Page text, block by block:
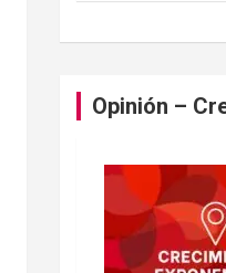
Opinión –